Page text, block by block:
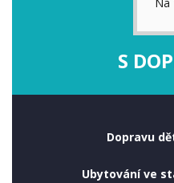
S
Dopravu
Ubytování ve